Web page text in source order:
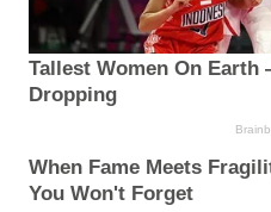
Tallest Women On
Dropping
When Fame Meets
You Won't Forget